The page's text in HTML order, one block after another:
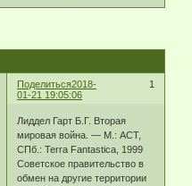
Поделиться 1
2018-
01-21 19:05:06
Лиддел Гарт Б.Г. Вторая
мировая война. — М.: АСТ,
СПб.: Terra Fantastica, 1999
Советское правительство в
обмен на другие территории